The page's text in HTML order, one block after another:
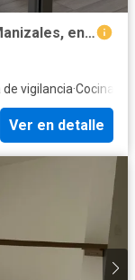
Este apartamento está ubicado en Manizales, en el sector Expoferias, Manizales
de vigilancia·Cocina
Ver en detalle